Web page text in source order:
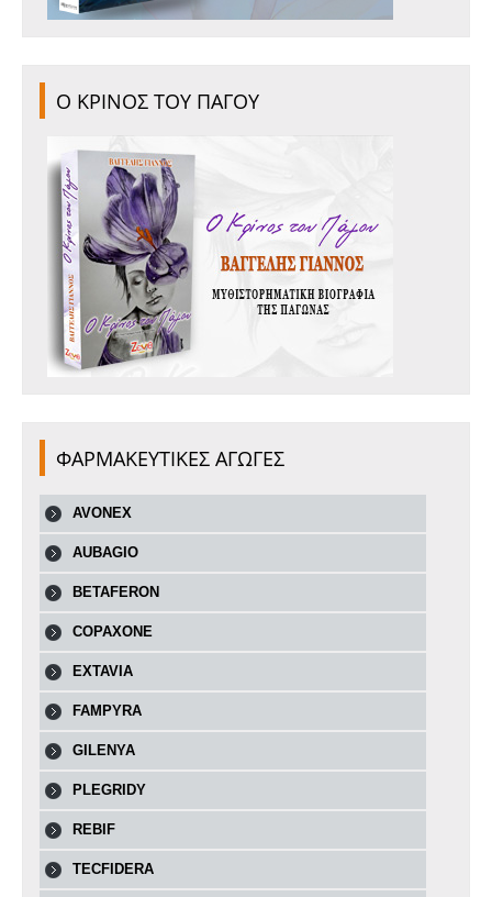
Ο ΚΡΙΝΟΣ ΤΟΥ ΠΑΓΟΥ
ΦΑΡΜΑΚΕΥΤΙΚΕΣ ΑΓΩΓΕΣ
AVONEX
AUBAGIO
BETAFERON
COPAXONE
EXTAVIA
FAMPYRA
GILENYA
PLEGRIDY
REBIF
TECFIDERA